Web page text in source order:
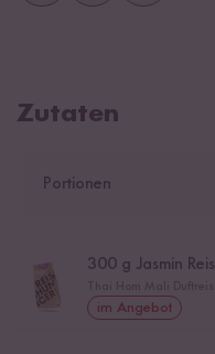
Zutaten
Portionen
300 g Jasmin Reis
im Angebot